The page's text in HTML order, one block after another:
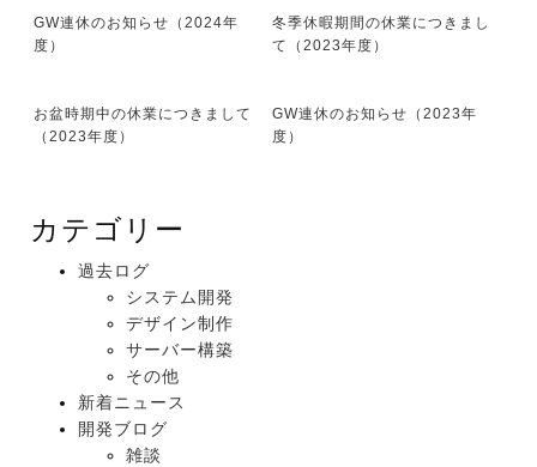
GW連休のお知らせ（2024年
度）
冬季休暇期間の休業につきまし
て（2023年度）
お盆時期中の休業につきまして
（2023年度）
GW連休のお知らせ（2023年
度）
カテゴリー
過去ログ
システム開発
デザイン制作
サーバー構築
その他
新着ニュース
開発ブログ
雑談